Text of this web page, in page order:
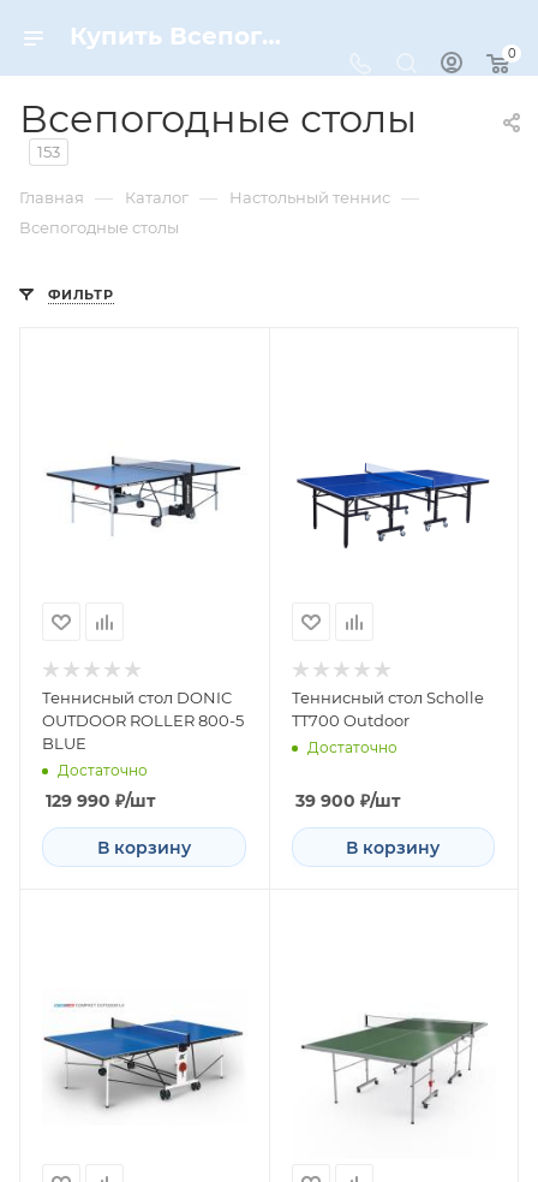
Купить Всепогодные столы по цене от 4 490 ₽ рублей в Москве с доставкой — Страница №4
0
Всепогодные столы
153
Главная — Каталог — Настольный теннис —
Всепогодные столы
ФИЛЬТР
Теннисный стол DONIC
OUTDOOR ROLLER 800-5
BLUE
Достаточно
129 990 ₽/шт
В корзину
Теннисный стол Scholle
TT700 Outdoor
Достаточно
39 900 ₽/шт
В корзину